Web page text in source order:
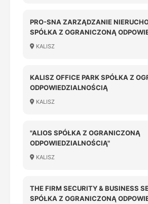
PRO-SNA ZARZĄDZANIE
SPÓŁKA Z OGRANICZONĄ
KALISZ
KALISZ OFFICE PARK SPÓŁKA Z
ODPOWIEDZIALNOŚCIĄ
KALISZ
"ALIOS SPÓŁKA Z OGRANICZONĄ
ODPOWIEDZIALNOŚCIĄ"
KALISZ
THE FIRM SECURITY & BUSINESS
SPÓŁKA Z OGRANICZONĄ